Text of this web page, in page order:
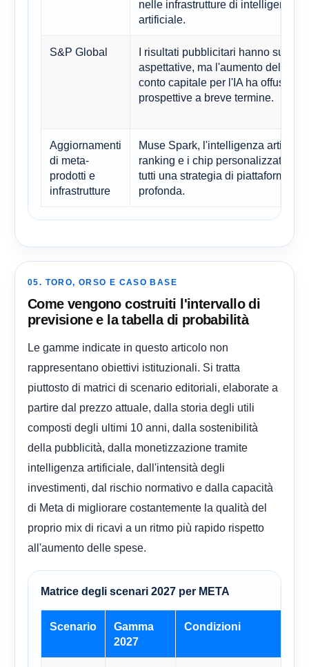
nelle infrastrutture di intelligenza
artificiale.
S&P Global
I risultati pubblicitari hanno
aspettative, ma l'aumento delle
conto capitale per l'IA ha offuscato
prospettive a breve termine.
Aggiornamenti
di meta-
prodotti e
infrastrutture
Muse Spark, l'intelligenza
ranking e i chip personalizzati
tutti una strategia di piattaforma più
profonda.
05. TORO, ORSO E CASO BASE
Come vengono costruiti l'intervallo di
previsione e la tabella di probabilità
Le gamme indicate in questo articolo non
rappresentano obiettivi istituzionali. Si tratta
piuttosto di matrici di scenario editoriali, elaborate a
partire dal prezzo attuale, dalla storia degli utili
composti degli ultimi 10 anni, dalla sostenibilità
della pubblicità, dalla monetizzazione tramite
intelligenza artificiale, dall'intensità degli
investimenti, dal rischio normativo e dalla capacità
di Meta di migliorare costantemente la qualità del
proprio mix di ricavi a un ritmo più rapido rispetto
all'aumento delle spese.
Matrice degli scenari 2027 per META
Scenario
Gamma
2027
Condizioni